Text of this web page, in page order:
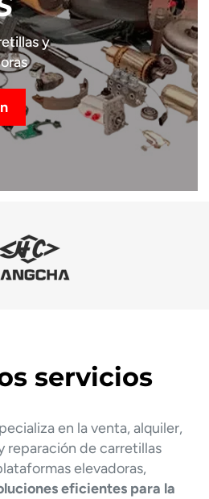
y
servicios
en la venta, alquiler,
reparación de carretillas
elevadoras,
eficientes para la